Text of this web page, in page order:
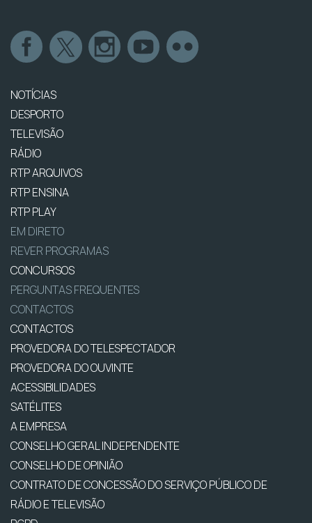
NOTÍCIAS
DESPORTO
TELEVISÃO
RÁDIO
RTP ARQUIVOS
RTP ENSINA
RTP PLAY
EM DIRETO
REVER PROGRAMAS
CONCURSOS
PERGUNTAS FREQUENTES
CONTACTOS
CONTACTOS
PROVEDORA DO TELESPECTADOR
PROVEDORA DO OUVINTE
ACESSIBILIDADES
SATÉLITES
A EMPRESA
CONSELHO GERAL INDEPENDENTE
CONSELHO DE OPINIÃO
CONTRATO DE CONCESSÃO DO SERVIÇO PÚBLICO DE
RÁDIO E TELEVISÃO